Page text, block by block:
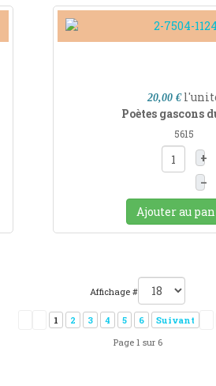
20,00 €
Poètes gascons
5615
+
–
Ajouter au
Affichage #
1 2 3 4 5 6 Suivant
Page 1 sur 6